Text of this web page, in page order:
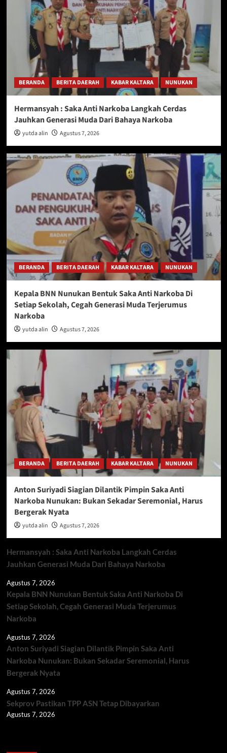
BERANDA BERITA DAERAH KABAR KALTARA NUNUKAN
Hermansyah : Saka Anti Narkoba Langkah Cerdas
Jauhkan Generasi Muda Dari Bahaya Narkoba
yutda alin Agustus 7, 2026
BERANDA BERITA DAERAH KABAR KALTARA NUNUKAN
Kepala BNN Nunukan Bentuk Saka Anti Narkoba Di
Setiap Sekolah, Cegah Generasi Muda Terjerumus
Narkoba
yutda alin Agustus 7, 2026
BERANDA BERITA DAERAH KABAR KALTARA NUNUKAN
Anton Suriyadi Siagian Dilantik Pimpin Saka Anti
Narkoba Nunukan: Bukan Sekadar Seremonial, Harus
Bergerak Nyata
yutda alin Agustus 7, 2026
Hermansyah : Saka Anti Narkoba Langkah Cerdas
Jauhkan Generasi Muda Dari Bahaya Narkoba
Agustus 7, 2026
Kepala BNN Nunukan Bentuk Saka Anti Narkoba Di
Setiap Sekolah, Cegah Generasi Muda Terjerumus
Narkoba
Agustus 7, 2026
Anton Suriyadi Siagian Dilantik Pimpin Saka Anti
Narkoba Nunukan: Bukan Sekadar Seremonial, Harus
Bergerak Nyata
Agustus 7, 2026
Sekprov Pastikan TPP ASN Tetap Dibayarkan
Agustus 7, 2026